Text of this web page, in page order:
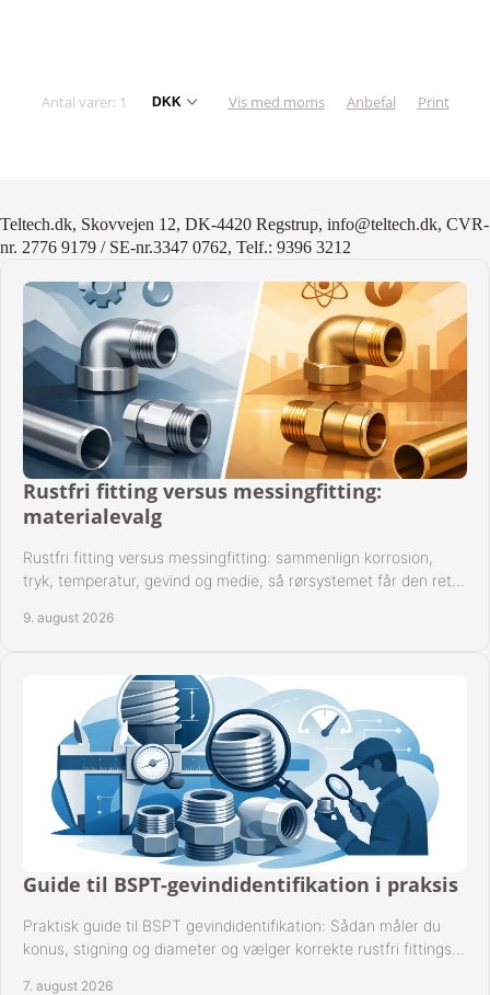
VILKÅR
FAQ
SØGNING
KUNDECENTER
FAVORIT
KONTAKT
B2BLOGIN
LOG UD
Antal varer: 1 Vis med moms Anbefal Print
Teltech.dk, Skovvejen 12, DK-4420 Regstrup, info@teltech.dk, CVR-
nr. 2776 9179 / SE-nr.3347 0762, Telf.: 9396 3212
Rustfri fitting versus messingfitting:
materialevalg
Rustfri fitting versus messingfitting: sammenlign korrosion,
tryk, temperatur, gevind og medie, så rørsystemet får den rette
9. august 2026
Guide til BSPT-gevindidentifikation i praksis
Praktisk guide til BSPT gevindidentifikation: Sådan måler du
konus, stigning og diameter og vælger korrekte rustfri fittings
7. august 2026